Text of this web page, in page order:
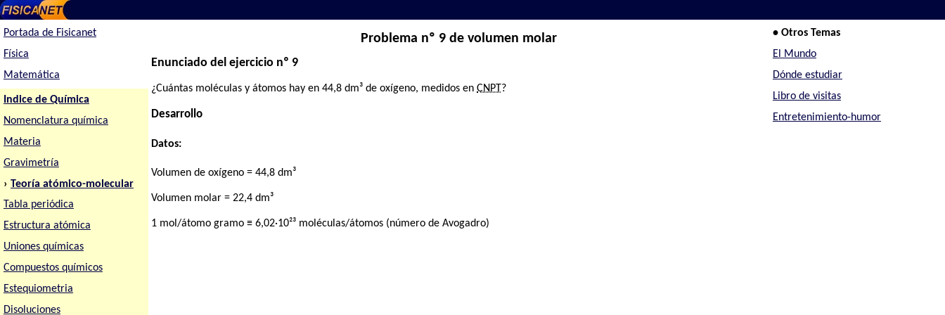
Portada de Fisicanet
Física
Matemática
Indice de Química
Nomenclatura química
Materia
Gravimetría
› Teoría atómico-molecular
Tabla periódica
Estructura atómica
Uniones químicas
Compuestos químicos
Estequiometria
Disoluciones
Problema nº 9 de volumen molar
Enunciado del ejercicio nº 9
¿Cuántas moléculas y átomos hay en 44,8 dm³ de oxígeno, medidos enCNPT?
Desarrollo
Datos:
Volumen de oxígeno = 44,8 dm³
Volumen molar = 22,4 dm³
1 mol/átomo gramo ≡ 6,02·10²³ moléculas/átomos (número de Avogadro)
• Otros Temas
El Mundo
Dónde estudiar
Libro de visitas
Entretenimiento-humor